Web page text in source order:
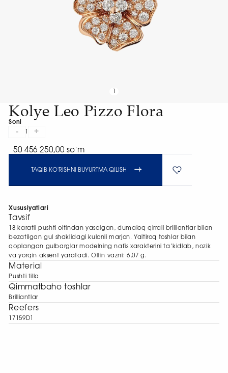
Kolye Leo Pizzo Flora
Soni
- +
50 456 250,00 soʻm
TAQIB KO'RISHNI BUYURTMA QILISH
Xususiyatlari
Tavsif
18 karatli pushti oltindan yasalgan, dumaloq qirrali brilliantlar bilan
bezatilgan gul shaklidagi kulonli marjon. Yaltiroq toshlar bilan
qoplangan gulbarglar modelning nafis xarakterini ta’kidlab, nozik
va yorqin aksent yaratadi. Oltin vazni: 6,07 g.
Material
Pushti tilla
Qimmatbaho toshlar
Brilliantlar
Reefers
17159D1